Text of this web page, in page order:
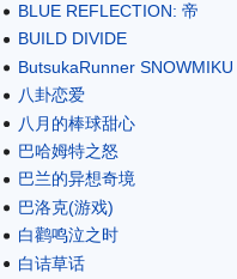
BLUE REFLECTION: 帝
BUILD DIVIDE
ButsukaRunner SNOWMIKU
八卦恋爱
八月的棒球甜心
巴哈姆特之怒
巴兰的异想奇境
巴洛克(游戏)
白鹳鸣泣之时
白诘草话